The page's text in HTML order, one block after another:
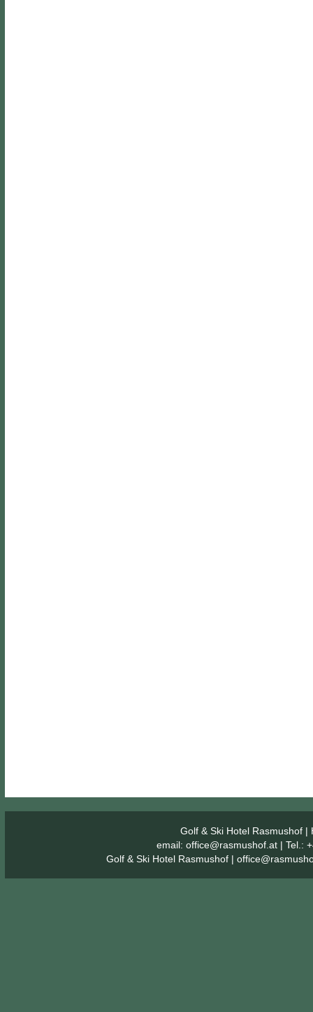
Golf & Ski Hotel Rasmushof|
email: office@rasmushof.at | Tel.:
Golf & Ski Hotel Rasmushof|